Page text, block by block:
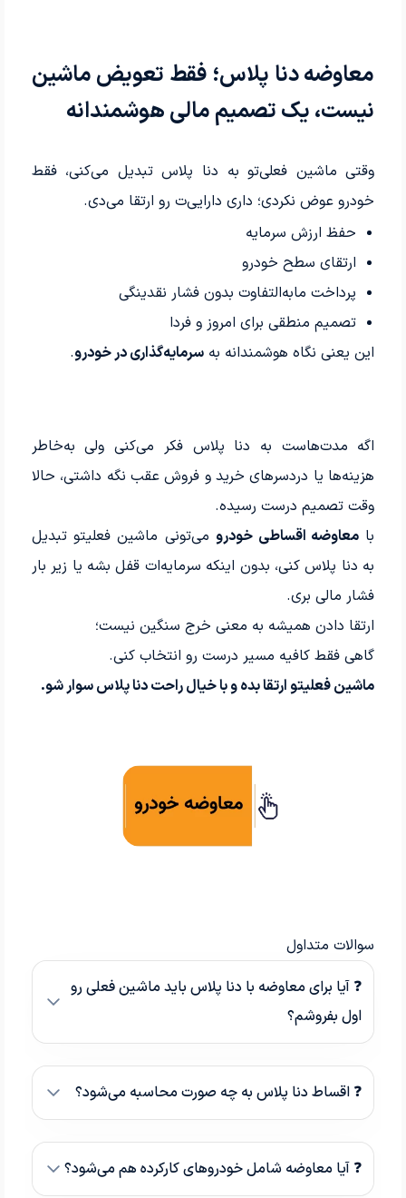
معاوضه دنا پلاس؛ فقط تعویض ماشین
نیست، یک تصمیم مالی هوشمندانه
وقتی ماشین فعلی‌تو به دنا پلاس تبدیل می‌کنی، فقط
خودرو عوض نکردی؛ داری دارایی‌ت رو ارتقا می‌دی.
حفظ ارزش سرمایه
ارتقای سطح خودرو
پرداخت مابه‌التفاوت بدون فشار نقدینگی
تصمیم منطقی برای امروز و فردا
این یعنی نگاه هوشمندانه به سرمایه‌گذاری در خودرو.
اگه مدت‌هاست به دنا پلاس فکر می‌کنی ولی به‌خاطر
هزینه‌ها یا دردسرهای خرید و فروش عقب نگه داشتی، حالا
وقت تصمیم درست رسیده.
بامعاوضه اقساطی خودرومی‌تونی ماشین فعلیتو تبدیل
به دنا پلاس کنی، بدون اینکه سرمایه‌ات قفل بشه یا زیر بار
فشار مالی بری.
ارتقا دادن همیشه به معنی خرج سنگین نیست؛
گاهی فقط کافیه مسیر درست رو انتخاب کنی.
ماشین فعلیتو ارتقا بده و با خیال راحت دنا پلاس سوار شو.
سوالات متداول
❓ آیا برای معاوضه با دنا پلاس باید ماشین فعلی رو
اول بفروشم؟
❓ اقساط دنا پلاس به چه صورت محاسبه می‌شود؟
❓ آیا معاوضه شامل خودروهای کارکرده هم می‌شود؟